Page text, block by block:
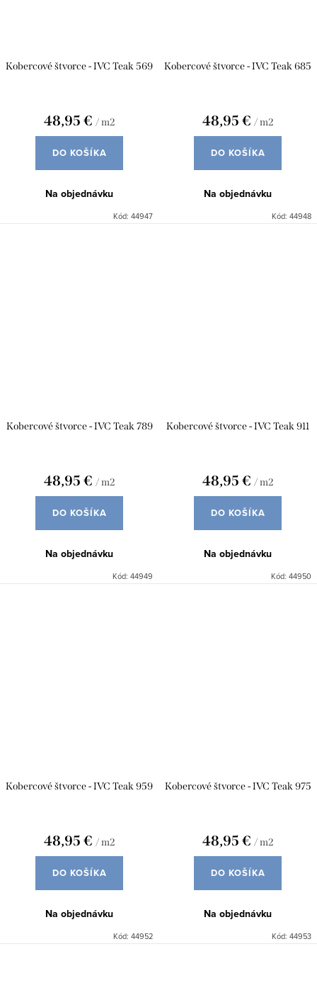
Kobercové štvorce - IVC Teak 569
48,95 € / m2
DO KOŠÍKA
Na objednávku
Kód: 44947
Kobercové štvorce - IVC Teak 685
48,95 € / m2
DO KOŠÍKA
Na objednávku
Kód: 44948
Kobercové štvorce - IVC Teak 789
48,95 € / m2
DO KOŠÍKA
Na objednávku
Kód: 44949
Kobercové štvorce - IVC Teak 911
48,95 € / m2
DO KOŠÍKA
Na objednávku
Kód: 44950
Kobercové štvorce - IVC Teak 959
48,95 € / m2
DO KOŠÍKA
Na objednávku
Kód: 44952
Kobercové štvorce - IVC Teak 975
48,95 € / m2
DO KOŠÍKA
Na objednávku
Kód: 44953